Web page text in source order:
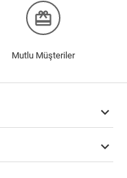
redeem
Mutlu Müşteriler

